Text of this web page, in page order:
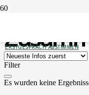
ERSTGESPRÄCH ABSTIMMEN
Filter
Es wurden keine